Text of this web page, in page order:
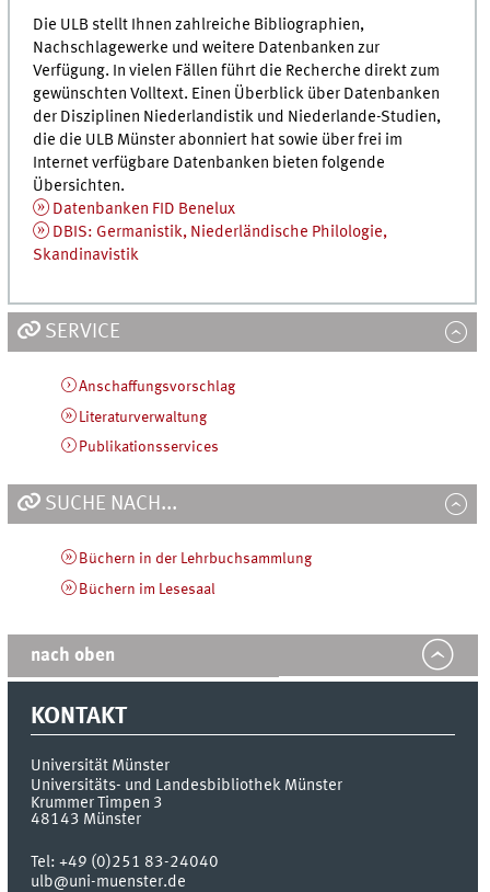
Die ULB stellt Ihnen zahlreiche Bibliographien,
Nachschlagewerke und weitere Datenbanken zur
Verfügung. In vielen Fällen führt die Recherche direkt zum
gewünschten Volltext. Einen Überblick über Datenbanken
der Disziplinen Niederlandistik und Niederlande-Studien,
die die ULB Münster abonniert hat sowie über frei im
Internet verfügbare Datenbanken bieten folgende
Übersichten.
Datenbanken FID Benelux
DBIS: Germanistik, Niederländische Philologie,
Skandinavistik
SERVICE
Anschaffungsvorschlag
Literaturverwaltung
Publikationsservices
SUCHE NACH...
Büchern in der Lehrbuchsammlung
Büchern im Lesesaal
nach oben
KONTAKT
Universität Münster
Universitäts- und Landesbibliothek Münster
Krummer Timpen 3
48143 Münster
Tel:+49 (0)251 83-24040
ulb@uni-muenster.de